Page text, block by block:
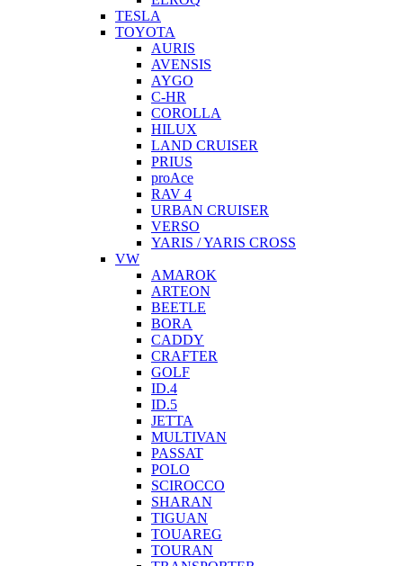
TESLA
TOYOTA
AURIS
AVENSIS
AYGO
C-HR
COROLLA
HILUX
LAND CRUISER
PRIUS
proAce
RAV 4
URBAN CRUISER
VERSO
YARIS / YARIS CROSS
VW
AMAROK
ARTEON
BEETLE
BORA
CADDY
CRAFTER
GOLF
ID.4
ID.5
JETTA
MULTIVAN
PASSAT
POLO
SCIROCCO
SHARAN
TIGUAN
TOUAREG
TOURAN